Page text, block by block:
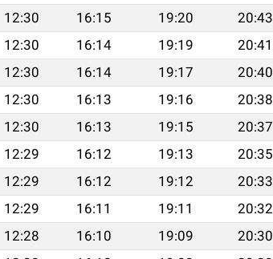
12:30 16:15 19:20
20:43
12:30 16:14 19:19
20:41
12:30 16:14 19:17
20:40
12:30 16:13 19:16
20:38
12:30 16:13 19:15
20:37
12:29 16:12 19:13
20:35
12:29 16:12 19:12
20:33
12:29 16:11 19:11
20:32
12:28 16:10 19:09
20:30